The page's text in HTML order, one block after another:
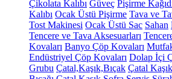
Çikolata Kalıbı Güveç Pişirme
Kalıbı Ocak Üstü Pişirme Tava ve
Tost Makinesi Ocak Üstü Sac Sahan
Tencere ve Tava Aksesuarları
Kovaları Banyo Çöp Kovaları
Endüstriyel Çöp Kovaları Dolap İçi
Grubu Çatal,Kaşık,Bıçak Çatal